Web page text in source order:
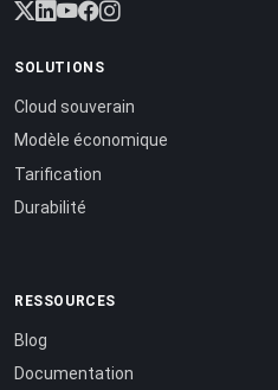
SOLUTIONS
Cloud souverain
Modèle économique
Tarification
Durabilité
RESSOURCES
Blog
Documentation